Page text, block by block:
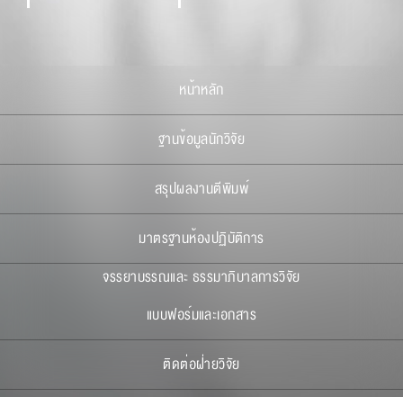
หน้าหลัก
ฐานข้อมูลนักวิจัย
สรุปผลงานตีพิมพ์
มาตรฐานห้องปฏิบัติการ
จรรยาบรรณและ ธรรมาภิบาลการวิจัย
แบบฟอร์มและเอกสาร
ติดต่อฝ่ายวิจัย